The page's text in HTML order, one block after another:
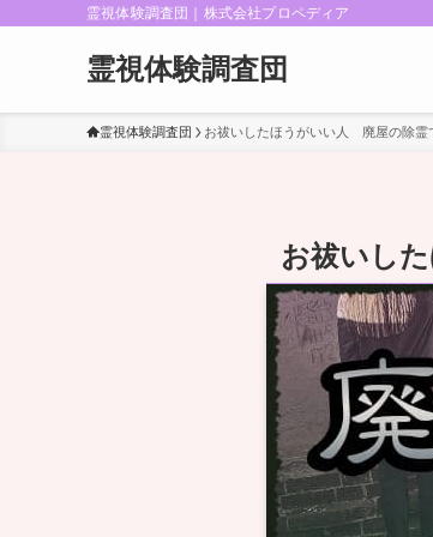
霊視体験調査団｜株式会社プロペディア
霊視体験調査団
霊視体験調査団 お祓いしたほうがいい人 廃屋の除霊
お祓いし